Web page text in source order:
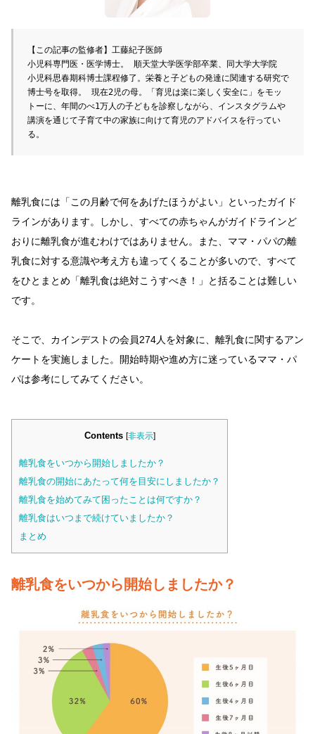
【この記事の監修者】工藤紀子医師
小児科専門医・医学博士。 順天堂大学医学部卒業、同大学大学院
小児科思春期科博士課程修了。栄養と子どもの発達に関連する研究で
博士号を取得。 現在2児の母。「育児は楽に楽しく安全に」をモッ
トーに、年間のべ1万人の子どもを診察しながら、インスタグラムや
講演を通じて子育て中の家族に向けて育児のアドバイスを行ってい
る。
離乳食には「この月齢で何をあげたほうがよい」といったガイド
ラインがあります。しかし、すべての赤ちゃんがガイドラインど
おりに離乳食が進むわけではありません。また、ママ・パパの離
乳食に対する意識や考え方も違ってくることが多いので、すべて
をひとまとめ「離乳食は絶対こうすべき！」と括ることは難しい
です。
そこで、カインデストの会員274人を対象に、離乳食に関するアン
ケートを実施しました。開始時期や進め方に迷っているママ・パ
パは参考にしてみてください。
Contents [非表示]
離乳食をいつから開始しましたか？
離乳食の開始にあたって何を目安にしましたか？
離乳食を始めてみて困ったことは何ですか？
離乳食はいつまで続けていましたか？
まとめ
離乳食をいつから開始しましたか？